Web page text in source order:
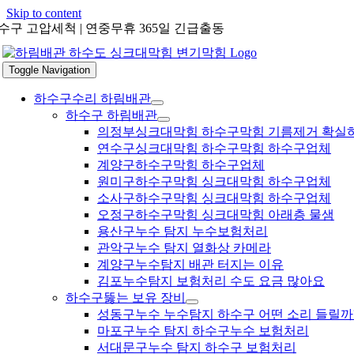
Skip to content
구 고압세척 | 연중무휴 365일 긴급출동
Toggle Navigation
하수구수리 하림배관
하수구 하림배관
의정부싱크대막힘 하수구막힘 기름제거 확실
연수구싱크대막힘 하수구막힘 하수구업체
계양구하수구막힘 하수구업체
원미구하수구막힘 싱크대막힘 하수구업체
소사구하수구막힘 싱크대막힘 하수구업체
오정구하수구막힘 싱크대막힘 아래층 물샘
용산구누수 탐지 누수보험처리
관악구누수 탐지 열화상 카메라
계양구누수탐지 배관 터지는 이유
김포누수탐지 보험처리 수도 요금 많아요
하수구뚫는 보유 장비
성동구누수 누수탐지 하수구 어떤 소리 들릴까
마포구누수 탐지 하수구누수 보험처리
서대문구누수 탐지 하수구 보험처리